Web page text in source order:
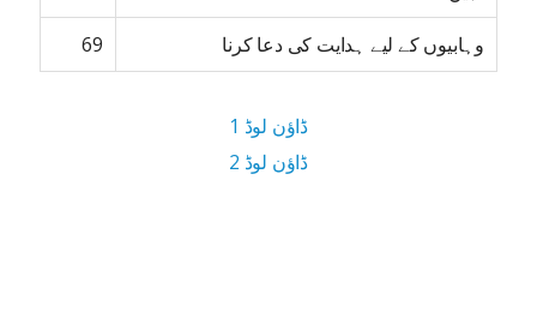
وہابیوں کے لیے ہدایت کی دعا کرنا 69
ڈاؤن لوڈ 1
ڈاؤن لوڈ 2